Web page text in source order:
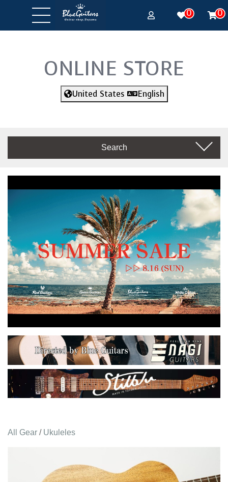
0 0
ONLINE STORE
United States English
Search
All Gear / Ukuleles